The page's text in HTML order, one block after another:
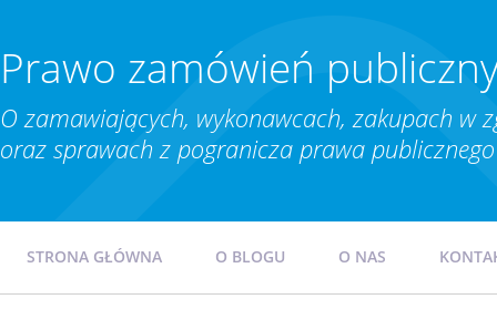
Prawo zamówień
O zamawiających, wykonawcach, zakupach w
oraz sprawach z pogranicza prawa
STRONA GŁÓWNA O BLOGU O NAS